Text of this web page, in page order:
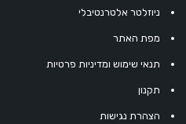
ניוזלטר אלטרנטיבלי
מפת האתר
תנאי שימוש ומדיניות פרטיות
תקנון
הצהרת נגישות